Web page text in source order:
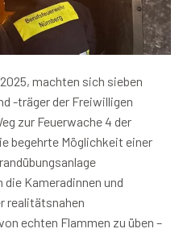
machten sich sieben
-träger der Freiwilligen
zur Feuerwache 4 der
begehrte Möglichkeit einer
Kameradinnen und
realitätsnahen
echten Flammen zu üben –